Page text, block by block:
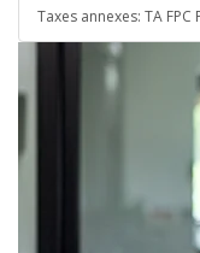
Taxes annexes: TA FPC